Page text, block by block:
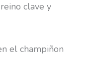
clave y
el champiñon